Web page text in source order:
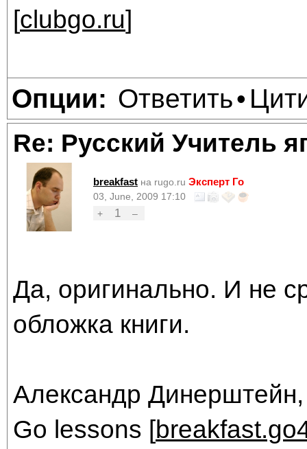
[clubgo.ru]
Опции: Ответить•
Re: Русский Учитель
breakfast на rugo.ru Эксперт Го
03, June, 2009 17:10
+
1 –
Да, оригинально. И не
обложка книги.
Александр Динерштейн,
Go lessons [